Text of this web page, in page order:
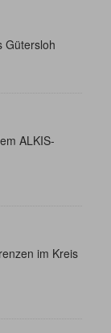
Gütersloh
ALKIS-
im Kreis